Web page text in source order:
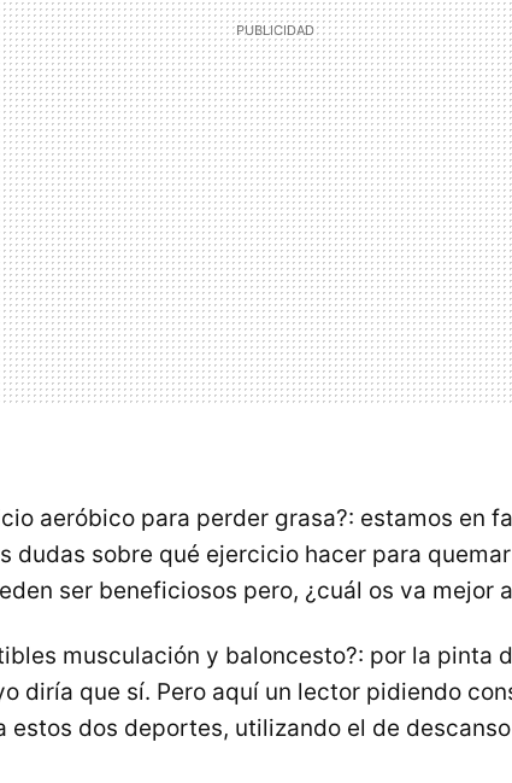
aeróbico para perder grasa?: estamos en
dudas sobre qué ejercicio hacer para
ser beneficiosos pero, ¿cuál os va mejor
musculación y baloncesto?: por la pinta
diría que sí. Pero aquí un lector pidiendo
estos dos deportes, utilizando el de